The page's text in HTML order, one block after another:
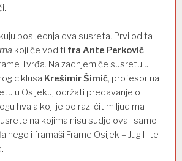
posljednja dva susreta. Prvi od ta
koji će voditi fra Ante Perković,
Tvrđa. Na zadnjem će susretu u
ciklusa Krešimir Šimić, profesor na
u Osijeku, održati predavanje o
hvala koji je po različitim ljudima
na kojima nisu sudjelovali samo
nego i framaši Frame Osijek – Jug II te